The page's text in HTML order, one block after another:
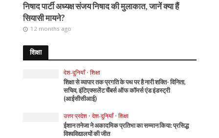
निषाद पार्टी अध्यक्ष संजय निषाद की मुलाकात, जानें क्या हैं
सियासी मायने?
12 months ago
शिक्षा
देश-दुनियाँ • शिक्षा
शिक्षा से व्यापार तक प्रगति के पथ पर है नारी शक्ति- विनिता,
सचिव, इंटिएक्सलेंट चैंबर्स ऑफ कॉमर्स एंड इंडस्ट्री
(आईसीसीआई)
उत्तर प्रदेश • देश-दुनियाँ • शिक्षा
ईशान तनेजा ने अकादमिक प्रतिभा का सम्मान किया: प्रसिद्ध
विश्वविद्यालयों की जीत